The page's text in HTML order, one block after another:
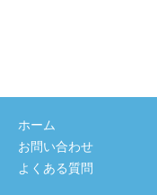
ホーム
お問い合わせ
よくある質問